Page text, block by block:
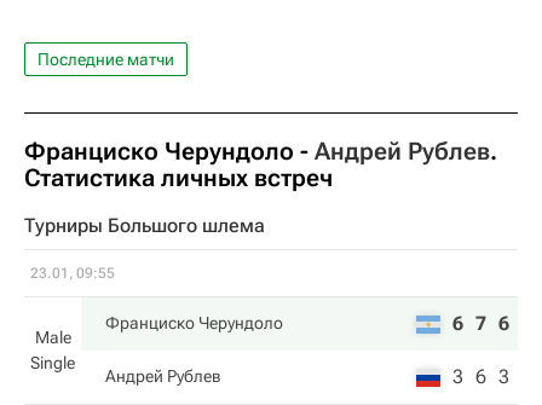
Последние матчи
Франциско Черундоло - Андрей Рублев.
Статистика личных встреч
Турниры Большого шлема
23.01, 09:55
Male
Single
Франциско Черундоло 6 7 6
Андрей Рублев 3 6 3